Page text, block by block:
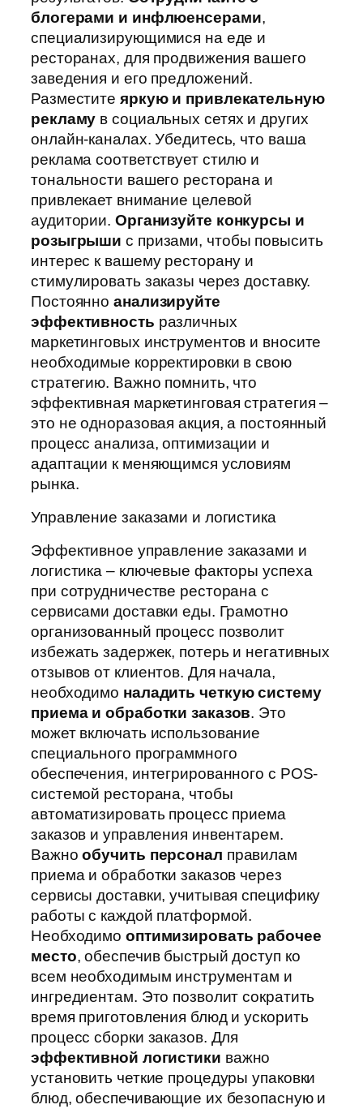
блогерами и инфлюенсерами,
специализирующимися на еде и
ресторанах, для продвижения вашего
заведения и его предложений.
Разместите яркую и привлекательную
рекламу в социальных сетях и других
онлайн-каналах. Убедитесь, что ваша
реклама соответствует стилю и
тональности вашего ресторана и
привлекает внимание целевой
аудитории. Организуйте конкурсы и
розыгрыши с призами, чтобы повысить
интерес к вашему ресторану и
стимулировать заказы через доставку.
Постоянноанализируйте
эффективность различных
маркетинговых инструментов и вносите
необходимые корректировки в свою
стратегию. Важно помнить, что
эффективная маркетинговая стратегия –
это не одноразовая акция, а постоянный
процесс анализа, оптимизации и
адаптации к меняющимся условиям
рынка.
Управление заказами и логистика
Эффективное управление заказами и
логистика – ключевые факторы успеха
при сотрудничестве ресторана с
сервисами доставки еды. Грамотно
организованный процесс позволит
избежать задержек, потерь и негативных
отзывов от клиентов. Для начала,
необходимо наладить четкую систему
приема и обработки заказов. Это
может включать использование
специального программного
обеспечения, интегрированного с POS-
системой ресторана, чтобы
автоматизировать процесс приема
заказов и управления инвентарем.
Важнообучить персонал правилам
приема и обработки заказов через
сервисы доставки, учитывая специфику
работы с каждой платформой.
Необходимо оптимизировать рабочее
место, обеспечив быстрый доступ ко
всем необходимым инструментам и
ингредиентам. Это позволит сократить
время приготовления блюд и ускорить
процесс сборки заказов. Для
эффективной логистики важно
установить четкие процедуры упаковки
блюд, обеспечивающие их безопасную и